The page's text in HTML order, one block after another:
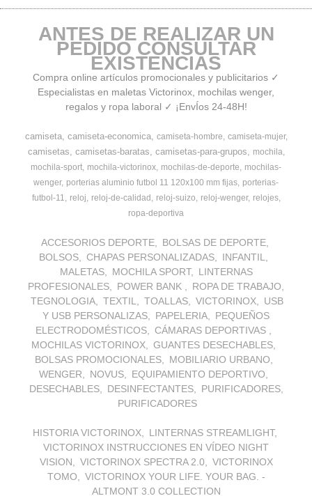
ANTES DE REALIZAR UN
PEDIDO CONSULTAR
EXISTENCIAS
Compra online artículos promocionales y publicitarios ✓
Especialistas en maletas Victorinox, mochilas wenger,
regalos y ropa laboral ✓ ¡EnvÍos 24-48H!
camiseta camiseta-economica camiseta-hombre camiseta-mujer
camisetas camisetas-baratas camisetas-para-grupos
mochila
mochila-sport mochila-victorinox mochilas-de-deporte
mochilas-
wenger porterias aluminio futbol 11 120x100 mm fijas porterias-
futbol-11
reloj reloj-de-calidad reloj-suizo reloj-wenger
relojes
ropa-deportiva
ACCESORIOS DEPORTE
BOLSAS DE DEPORTE
BOLSOS
CHAPAS PERSONALIZADAS
INFANTIL
MALETAS
MOCHILA SPORT
LINTERNAS
PROFESIONALES
POWER BANK
ROPA DE TRABAJO
TEGNOLOGIA
TEXTIL TOALLAS VICTORINOX
USB
Y USB PERSONALIZAS
PAPELERIA
PEQUEÑOS
ELECTRODOMÉSTICOS
CÁMARAS DEPORTIVAS
MOCHILAS VICTORINOX
GUANTES DESECHABLES
BOLSAS PROMOCIONALES
MOBILIARIO URBANO
WENGER
NOVUS
EQUIPAMIENTO DEPORTIVO
DESECHABLES
DESINFECTANTES
PURIFICADORES
PURIFICADORES
HISTORIA VICTORINOX
LINTERNAS STREAMLIGHT
VICTORINOX INSTRUCCIONES EN VÍDEO NIGHT
VISION
VICTORINOX SPECTRA 2.0
VICTORINOX
TOMO
VICTORINOX YOUR LIFE. YOUR BAG. -
ALTMONT 3.0 COLLECTION